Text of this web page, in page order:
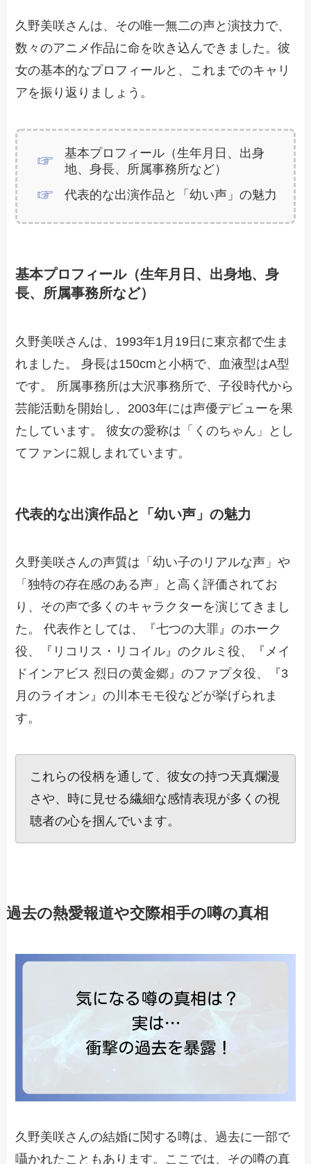
久野美咲さんは、その唯一無二の声と演技力で、
数々のアニメ作品に命を吹き込んできました。彼
女の基本的なプロフィールと、これまでのキャリ
アを振り返りましょう。
基本プロフィール（生年月日、出身
地、身長、所属事務所など）
代表的な出演作品と「幼い声」の魅力
基本プロフィール（生年月日、出身地、身
長、所属事務所など）
久野美咲さんは、1993年1月19日に東京都で生ま
れました。 身長は150cmと小柄で、血液型はA型
です。 所属事務所は大沢事務所で、子役時代から
芸能活動を開始し、2003年には声優デビューを果
たしています。 彼女の愛称は「くのちゃん」とし
てファンに親しまれています。
代表的な出演作品と「幼い声」の魅力
久野美咲さんの声質は「幼い子のリアルな声」や
「独特の存在感のある声」と高く評価されてお
り、その声で多くのキャラクターを演じてきまし
た。 代表作としては、『七つの大罪』のホーク
役、『リコリス・リコイル』のクルミ役、『メイ
ドインアビス 烈日の黄金郷』のファプタ役、『3
月のライオン』の川本モモ役などが挙げられま
す。
これらの役柄を通して、彼女の持つ天真爛漫
さや、時に見せる繊細な感情表現が多くの視
聴者の心を掴んでいます。
過去の熱愛報道や交際相手の噂の真相
久野美咲さんの結婚に関する噂は、過去に一部で
囁かれたこともあります。ここでは、その噂の真